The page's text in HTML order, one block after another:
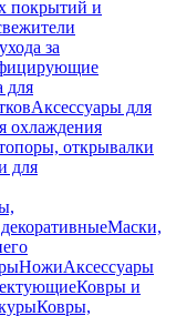
покрытий и
за
для
Аксессуары для
охлаждения
открывалки
для
Маски,
НожиАксессуары
Ковры и
Ковры,